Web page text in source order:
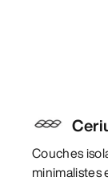
Couches
minimalistes